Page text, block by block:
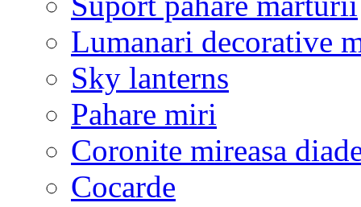
Lumanari decorative
Sky lanterns
Pahare miri
Coronite mireasa
Cocarde